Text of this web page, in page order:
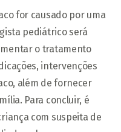
for causado por uma
pediátrico será
o tratamento
intervenções
além de fornecer
Para concluir, é
com suspeita de